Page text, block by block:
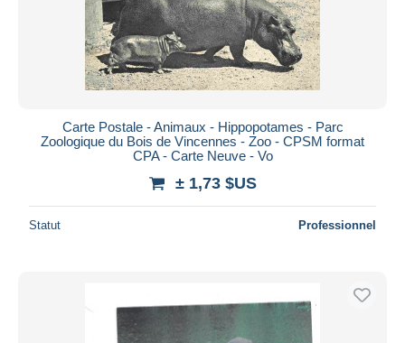
Carte Postale - Animaux - Hippopotames - Parc
Zoologique du Bois de Vincennes - Zoo - CPSM format
CPA - Carte Neuve - Vo
± 1,73 $US
Statut Professionnel